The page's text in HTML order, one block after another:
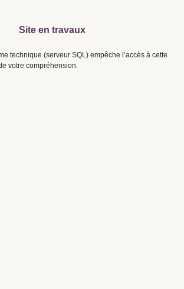
Site en travaux
technique (serveur SQL) empêche l’accès à cette
votre compréhension.